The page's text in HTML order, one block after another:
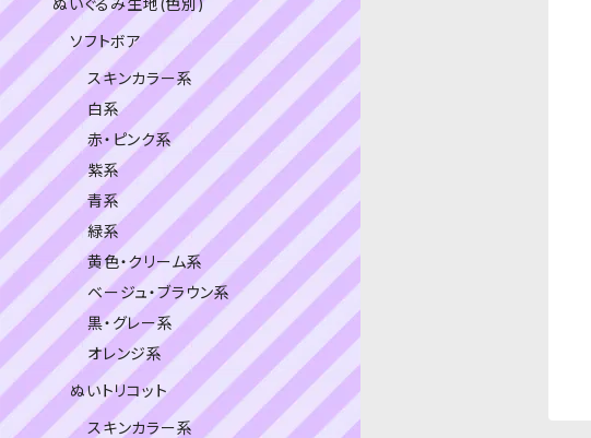
ぬいぐるみ生地(色別)
ソフトボア
スキンカラー系
白系
赤・ピンク系
紫系
青系
緑系
黄色・クリーム系
ベージュ・ブラウン系
黒・グレー系
オレンジ系
ぬいトリコット
スキンカラー系